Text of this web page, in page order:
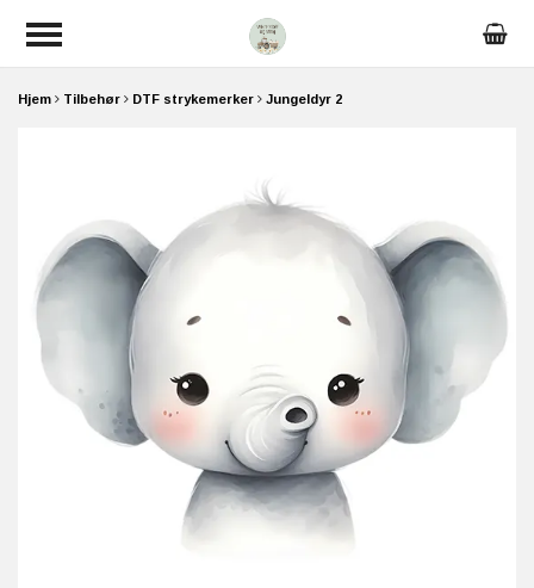
Hjem Tilbehør DTF strykemerker Jungeldyr 2